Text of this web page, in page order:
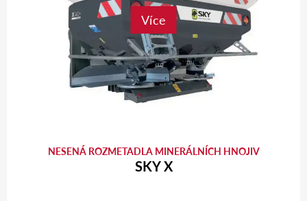
Více
NESENÁ ROZMETADLA MINERÁLNÍCH HNOJIV
SKY X